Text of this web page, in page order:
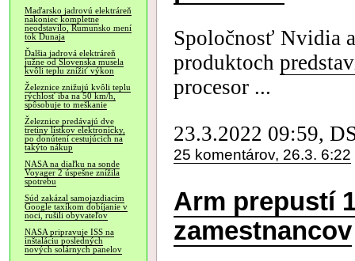
Maďarsko jadrovú elektráreň
nakoniec kompletne
neodstavilo, Rumunsko mení
tok Dunaja
Ďalšia jadrová elektráreň
južne od Slovenska musela
kvôli teplu znížiť výkon
Železnice znižujú kvôli teplu
rýchlosť iba na 50 km/h,
spôsobuje to meškanie
Železnice predávajú dve
tretiny lístkov elektronicky,
po donútení cestujúcich na
takýto nákup
NASA na diaľku na sonde
Voyager 2 úspešne znížila
spotrebu
Súd zakázal samojazdiacim
Google taxíkom dobíjanie v
noci, rušili obyvateľov
NASA pripravuje ISS na
inštaláciu posledných
nových solárnych panelov
Spoločnosť Nvidia
produktoch
procesor ...
23.3.2022 09:59,
25 komentárov, 26.3. 6:22
Arm prepustí
zamestnancov